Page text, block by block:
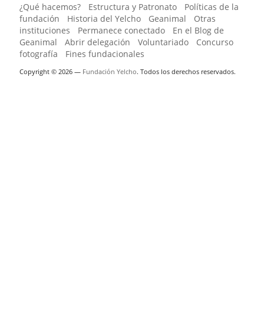
¿Qué hacemos? Estructura y Patronato
Políticas de la
fundación
Historia del Yelcho Geanimal
Otras
instituciones
Permanece conectado
En el Blog de
Geanimal
Abrir delegación Voluntariado
Concurso
fotografía
Fines fundacionales
Copyright © 2026 — Fundación Yelcho. Todos los derechos reservados.